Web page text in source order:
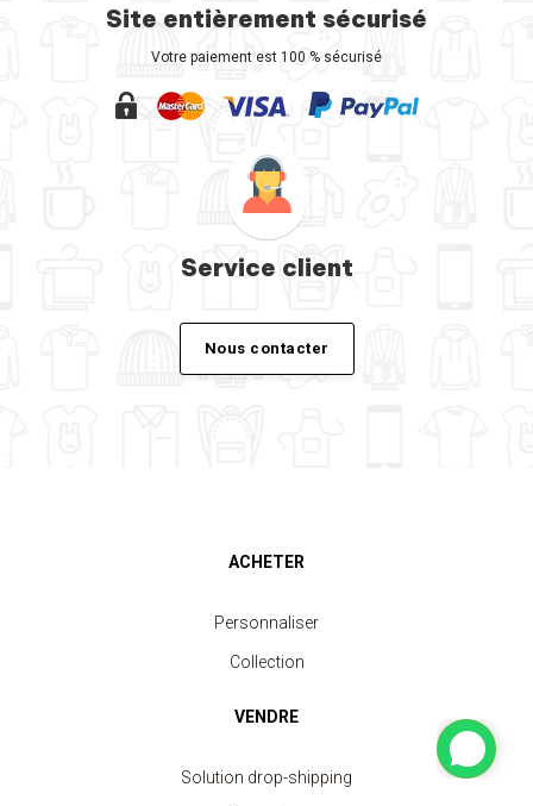
Site entièrement sécurisé
Votre paiement est 100 % sécurisé
Service client
Nous contacter
ACHETER
Personnaliser
Collection
VENDRE
Solution drop-shipping